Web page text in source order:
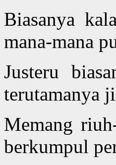
Biasanya
mana-mana
Justeru
terutamanya
Memang
berkumpul